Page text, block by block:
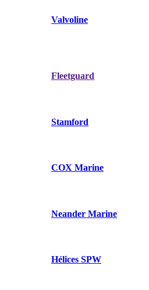
Valvoline
Fleetguard
Stamford
COX Marine
Neander Marine
Hélices SPW